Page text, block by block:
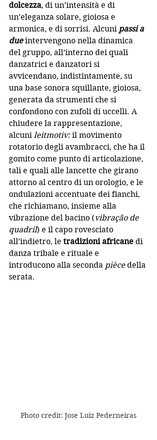
dolcezza, di un’intensità e di
un’eleganza solare, gioiosa e
armonica, e di sorrisi. Alcuni passi a
due intervengono nella dinamica
del gruppo, all’interno dei quali
danzatrici e danzatori si
avvicendano, indistintamente, su
una base sonora squillante, gioiosa,
generata da strumenti che si
confondono con zufoli di uccelli. A
chiudere la rappresentazione,
alcuni leitmotiv: il movimento
rotatorio degli avambracci, che ha il
gomito come punto di articolazione,
tali e quali alle lancette che girano
attorno al centro di un orologio, e le
ondulazioni accentuate dei fianchi,
che richiamano, insieme alla
vibrazione del bacino (vibração de
quadril) e il capo rovesciato
all’indietro, le tradizioni africane di
danza tribale e rituale e
introducono alla seconda pièce della
serata.
Photo credit: Jose Luiz Pederneiras